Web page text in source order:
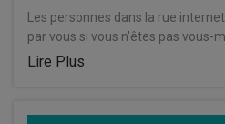
Les personnes dans la rue
par vous si vous n'êtes pas vous-
Lire Plus